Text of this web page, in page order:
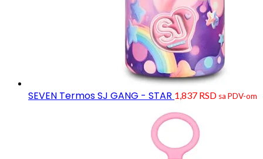
SEVEN Termos SJ GANG - STAR 1,837 RSD sa PDV-om